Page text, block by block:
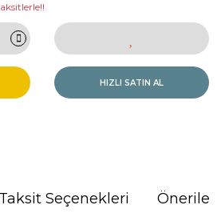
HIZLI SATIN AL
Taksit Seçenekleri